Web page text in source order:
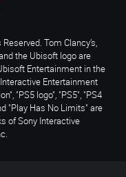
Tom Clancy’s,
the Ubisoft logo are
Entertainment in the
Entertainment
"PS5 logo", "PS5", "PS4
"Play Has No Limits" are
of Sony Interactive